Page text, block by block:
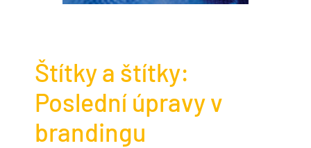
Štítky a štítky:
Poslední úpravy v
brandingu